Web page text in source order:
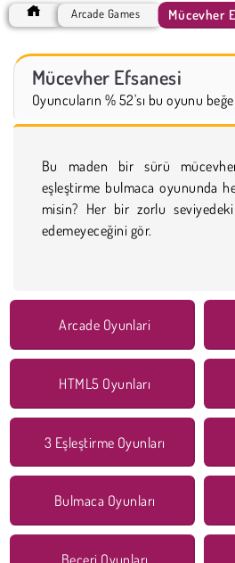
Arcade Games Mücevher
Mücevher Efsanesi
Oyuncuların % 52'sı bu oyunu
Bu maden bir sürü
eşleştirme bulmaca oyununda
misin? Her bir zorlu
edemeyeceğini gör.
Arcade Oyunlari
HTML5 Oyunları
3 Eşleştirme Oyunları
Bulmaca Oyunları